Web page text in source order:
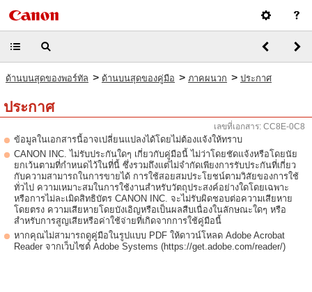
ด้านบนสุดของพอร์ทัล > ด้านบนสุดของคู่มือ > ภาคผนวก > ประกาศ
ประกาศ
เลขที่เอกสาร: CC8E-0C8
ข้อมูลในเอกสารนี้อาจเปลี่ยนแปลงได้โดยไม่ต้องแจ้งให้ทราบ
CANON INC. ไม่รับประกันใดๆ เกี่ยวกับคู่มือนี้ ไม่ว่าโดยชัดแจ้งหรือโดยนัย
ยกเว้นตามที่กำหนดไว้ในที่นี้ ซึ่งรวมถึงแต่ไม่จำกัดเพียงการรับประกันที่เกี่ยว
กับความสามารถในการขายได้ การใช้สอยสมประโยชน์ตามวิสัยของการใช้
ทั่วไป ความเหมาะสมในการใช้งานสำหรับวัตถุประสงค์อย่างใดโดยเฉพาะ
หรือการไม่ละเมิดสิทธิบัตร CANON INC. จะไม่รับผิดชอบต่อความเสียหาย
โดยตรง ความเสียหายโดยบังเอิญหรือเป็นผลสืบเนื่องในลักษณะใดๆ หรือ
สำหรับการสูญเสียหรือค่าใช้จ่ายที่เกิดจากการใช้คู่มือนี้
หากคุณไม่สามารถดูคู่มือในรูปแบบ PDF ให้ดาวน์โหลด Adobe Acrobat
Reader จากเว็บไซต์ Adobe Systems (https://get.adobe.com/reader/)